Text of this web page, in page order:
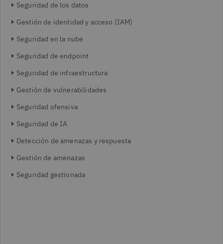
Seguridad de los datos
Gestión de identidad y acceso (IAM)
Seguridad en la nube
Seguridad de endpoint
Seguridad de infraestructura
Gestión de vulnerabilidades
Seguridad ofensiva
Seguridad de IA
Detección de amenazas y respuesta
Gestión de amenazas
Seguridad gestionada